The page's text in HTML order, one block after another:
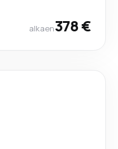
alkaen378 €